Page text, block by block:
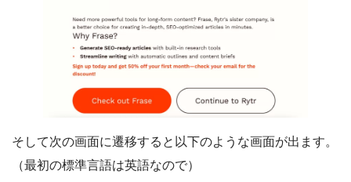
そして次の画面に遷移すると以下のような画面が出ます。
（最初の標準言語は英語なので）